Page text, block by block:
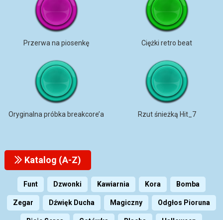
Przerwa na piosenkę Ciężki retro beat
Oryginalna próbka breakcore’a Rzut śnieżką Hit_7
Katalog (A-Z)
Funt Dzwonki Kawiarnia Kora Bomba
Zegar Dźwięk Ducha Magiczny Odgłos Pioruna